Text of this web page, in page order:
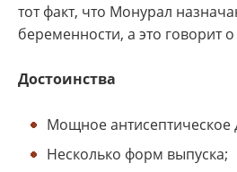
тот факт, что Монурал
беременности, а это говорит
Достоинства
Мощное антисептическое
Несколько форм выпуска;